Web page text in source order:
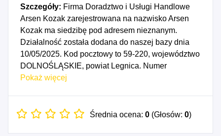
Szczegóły: Firma Doradztwo i Usługi Handlowe
Arsen Kozak zarejestrowana na nazwisko Arsen
Kozak ma siedzibę pod adresem nieznanym.
Działalność została dodana do naszej bazy dnia
10/05/2025. Kod pocztowy to 59-220, województwo
DOLNOŚLĄSKIE, powiat Legnica. Numer
Identyfikacji Podatkowej NIP to 6912586300, a
Data rozpoczęcia działalności gospodarczej
Pokaż więcej
Średnia ocena: 0 (Głosów: 0)